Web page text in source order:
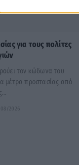
για τους πολίτες
τον κώδωνα του
μέτρα προστασίας από
2026